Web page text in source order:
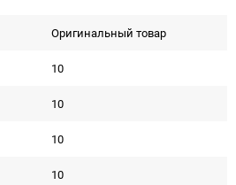
Оригинальный товар
10
10
10
10